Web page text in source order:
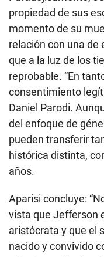
propiedad de sus
momento de su
relación con una de
que a la luz de los
reprobable. “En
consentimiento
Daniel Parodi.
del enfoque de
pueden transferir
histórica distinta,
años.
Aparisi concluye:
vista que Jefferson
aristócrata y que el
nacido y convivido